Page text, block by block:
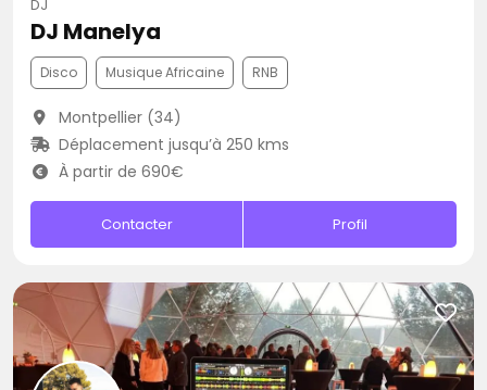
DJ
DJ Manelya
Disco Musique Africaine RNB
Montpellier (34)
Déplacement jusqu’à 250 kms
À partir de 690€
Contacter Profil